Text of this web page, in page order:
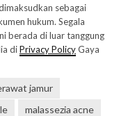
sebagai
hukum. Segala
berada di luar tanggung
diPrivacy PolicyGaya
jamur
malassezia acne